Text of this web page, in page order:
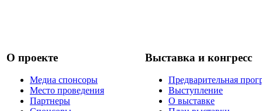
О проекте
Медиа спонсоры
Место проведения
Партнеры
Выставка и конгресс
Предварительная
Выступление
О выставке